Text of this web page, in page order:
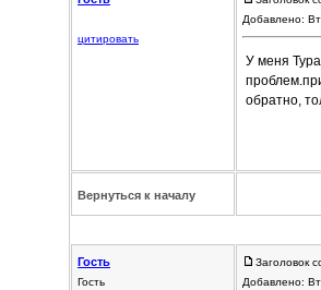
цитировать
Добавлено:
У меня
обратно,
Вернуться к началу
Гость
Гость
Заголовок
Добавлено: